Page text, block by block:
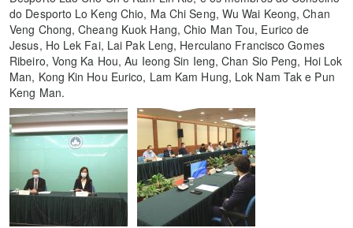
do Desporto Lo Keng Chio, Ma Chi Seng, Wu Wai Keong, Chan
Veng Chong, Cheang Kuok Hang, Chio Man Tou, Eurico de
Jesus, Ho Lek Fai, Lai Pak Leng, Herculano Francisco Gomes
Ribeiro, Vong Ka Hou, Au Ieong Sin Ieng, Chan Sio Peng, Hoi Lok
Man, Kong Kin Hou Eurico, Lam Kam Hung, Lok Nam Tak e Pun
Keng Man.